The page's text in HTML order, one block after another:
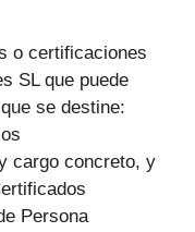
o certificaciones
SL que puede
se destine:
cargo concreto, y
Persona